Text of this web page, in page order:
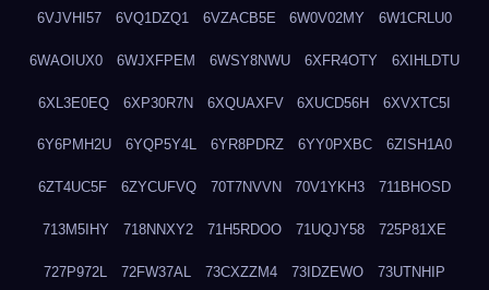
6VJVHI57 6VQ1DZQ1 6VZACB5E 6W0V02MY 6W1CRLU0
6WAOIUX0 6WJXFPEM 6WSY8NWU 6XFR4OTY 6XIHLDTU
6XL3E0EQ 6XP30R7N 6XQUAXFV 6XUCD56H 6XVXTC5I
6Y6PMH2U 6YQP5Y4L 6YR8PDRZ 6YY0PXBC 6ZISH1A0
6ZT4UC5F 6ZYCUFVQ 70T7NVVN 70V1YKH3 711BHOSD
713M5IHY 718NNXY2 71H5RDOO 71UQJY58 725P81XE
727P972L 72FW37AL 73CXZZM4 73IDZEWO 73UTNHIP